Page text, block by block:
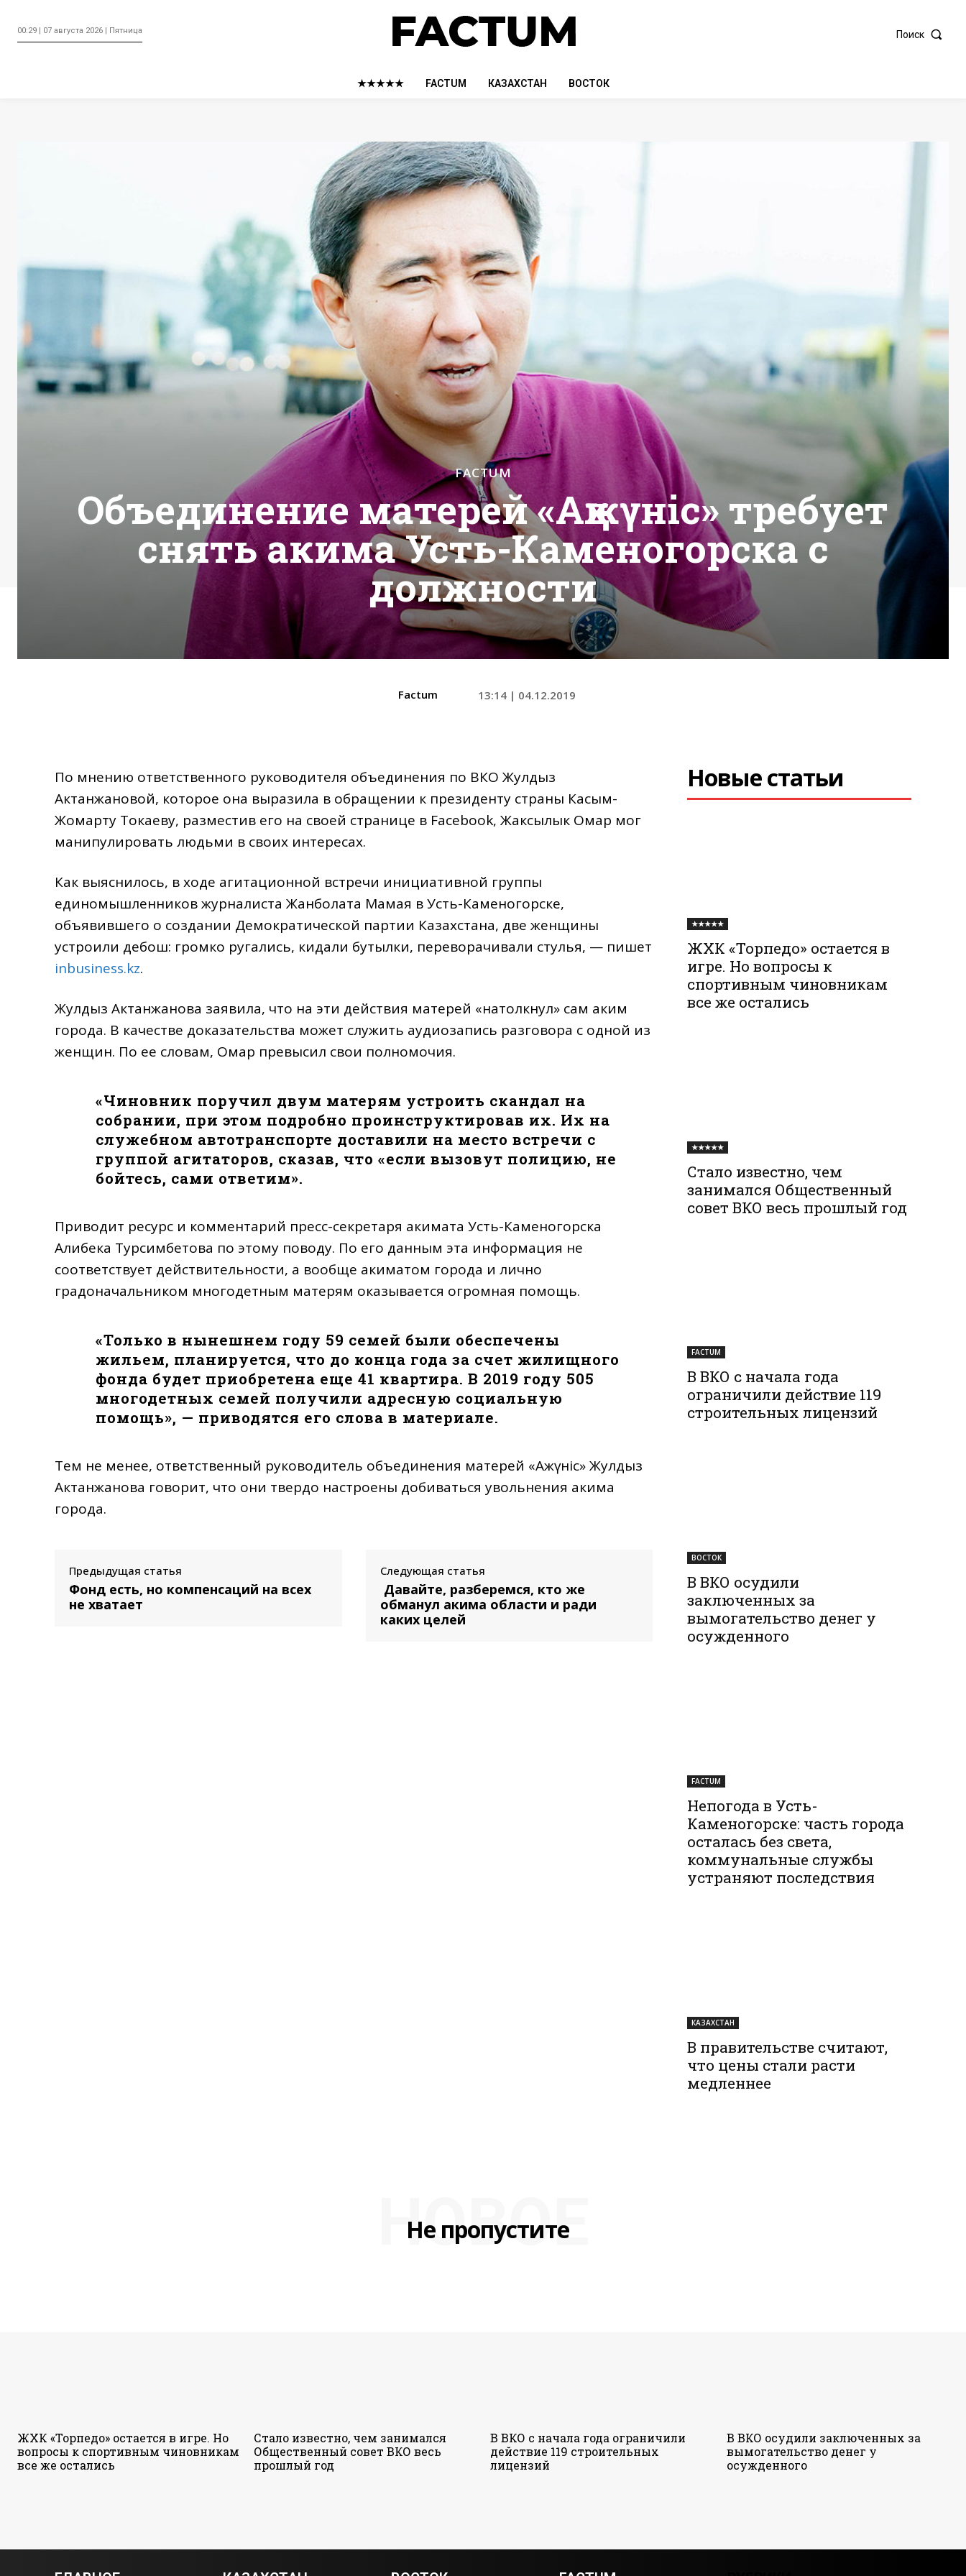
00:29 | 07 августа 2026 | Пятница Поиск
★★★★★ FACTUM КАЗАХСТАН ВОСТОК
FACTUM
Объединение матерей «Ақжүніс» требует
снять акима Усть-Каменогорска с
должности
Factum 13:14 | 04.12.2019
По мнению ответственного руководителя объединения по ВКО Жулдыз
Актанжановой, которое она выразила в обращении к президенту страны Касым-
Жомарту Токаеву, разместив его на своей странице в Facebоok, Жаксылык Омар мог
манипулировать людьми в своих интересах.
Как выяснилось, в ходе агитационной встречи инициативной группы
единомышленников журналиста Жанболата Мамая в Усть-Каменогорске,
объявившего о создании Демократической партии Казахстана, две женщины
устроили дебош: громко ругались, кидали бутылки, переворачивали стулья, — пишет
inbusiness.kz.
Жулдыз Актанжанова заявила, что на эти действия матерей «натолкнул» сам аким
города. В качестве доказательства может служить аудиозапись разговора с одной из
женщин. По ее словам, Омар превысил свои полномочия.
«Чиновник поручил двум матерям устроить скандал на
собрании, при этом подробно проинструктировав их. Их на
служебном автотранспорте доставили на место встречи с
группой агитаторов, сказав, что «если вызовут полицию, не
бойтесь, сами ответим».
Приводит ресурс и комментарий пресс-секретаря акимата Усть-Каменогорска
Алибека Турсимбетова по этому поводу. По его данным эта информация не
соответствует действительности, а вообще акиматом города и лично
градоначальником многодетным матерям оказывается огромная помощь.
«Только в нынешнем году 59 семей были обеспечены
жильем, планируется, что до конца года за счет жилищного
фонда будет приобретена еще 41 квартира. В 2019 году 505
многодетных семей получили адресную социальную
помощь», — приводятся его слова в материале.
Тем не менее, ответственный руководитель объединения матерей «Ақжүніс» Жулдыз
Актанжанова говорит, что они твердо настроены добиваться увольнения акима
города.
Предыдущая статья
Фонд есть, но компенсаций на всех
не хватает
Следующая статья
Давайте, разберемся, кто же
обманул акима области и ради
каких целей
Новые статьи
★★★★★
ЖХК «Торпедо» остается в
игре. Но вопросы к
спортивным чиновникам
все же остались
★★★★★
Стало известно, чем
занимался Общественный
совет ВКО весь прошлый год
FACTUM
В ВКО с начала года
ограничили действие 119
строительных лицензий
ВОСТОК
В ВКО осудили
заключенных за
вымогательство денег у
осужденного
FACTUM
Непогода в Усть-
Каменогорске: часть города
осталась без света,
коммунальные службы
устраняют последствия
КАЗАХСТАН
В правительстве считают,
что цены стали расти
медленнее
Не пропустите
НОВОЕ
ЖХК «Торпедо» остается в игре. Но
вопросы к спортивным чиновникам
все же остались
Стало известно, чем занимался
Общественный совет ВКО весь
прошлый год
В ВКО с начала года ограничили
действие 119 строительных
лицензий
В ВКО осудили заключенных за
вымогательство денег у
осужденного